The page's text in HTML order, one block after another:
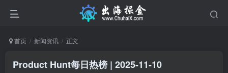
首页 新闻资讯 正文
Product Hunt每日热榜 | 2025-11-10